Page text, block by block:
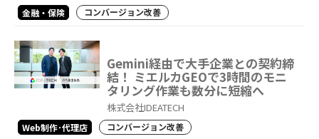
金融・保険 コンバージョン改善
Gemini経由で大手企業との契約締
結！ ミエルカGEOで3時間のモニ
タリング作業も数分に短縮へ
株式会社IDEATECH
Web制作･代理店 コンバージョン改善